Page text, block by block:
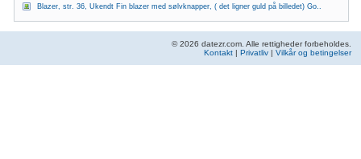
Blazer, str. 36, Ukendt Fin blazer med sølvknapper, ( det ligner guld på billedet) Go..
© 2026 datezr.com. Alle rettigheder forbeholdes.
Kontakt | Privatliv | Vilkår og betingelser